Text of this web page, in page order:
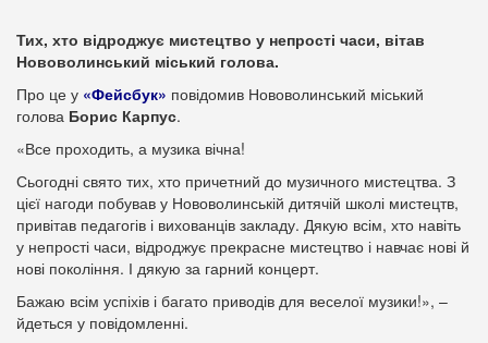
Тих, хто відроджує мистецтво у непрості часи, вітав
Нововолинський міський голова.
Про це у «Фейсбук» повідомив Нововолинський міський
голова Борис Карпус.
«Все проходить, а музика вічна!
Сьогодні свято тих, хто причетний до музичного мистецтва. З
цієї нагоди побував у Нововолинській дитячій школі мистецтв,
привітав педагогів і вихованців закладу. Дякую всім, хто навіть
у непрості часи, відроджує прекрасне мистецтво і навчає нові й
нові покоління. І дякую за гарний концерт.
Бажаю всім успіхів і багато приводів для веселої музики!», –
йдеться у повідомленні.